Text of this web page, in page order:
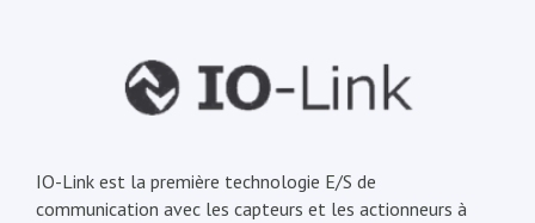
IO-Link est la première technologie E/S de
communication avec les capteurs et les actionneurs à